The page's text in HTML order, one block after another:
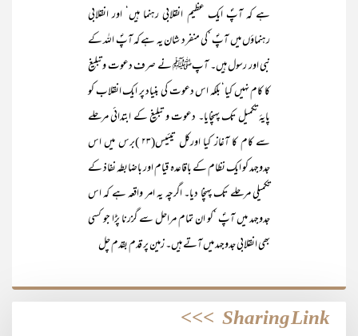
ہے کہ آپؐ ایک عظیم انقلابی رہنما ہیں‘ اور انقلابی
رہنماؤں میں آپؐ ‘کی منفرد شان یہ ہے کہ آپؐ اللہ کے
نبی اور رسول ہیں۔ آپﷺ نے صرف دعوت و تبلیغ
کا کام نہیں کیا‘ بلکہ اس دعوت کی بنیاد پر ایک انقلاب کو
پایۂ تکمیل تک پہنچایا۔ دعوت و تبلیغ کے ابتدائی مرحلے
سے کام کا آغاز کیا اورکل تیئیس(۲۳ )برس میں اس
جدوجہد کو ایک نظام کے باقاعدہ قیام اور باضابطہ نفاذ کے
تکمیلی مرحلے تک پہنچا دیا۔ اگرچہ یہ امر واقعہ ہے کہ اس
جدوجہد میں آپؐ ‘کو ان تمام مراحل سے گزرنا پڑا جو کسی
بھی انقلابی جدوجہد میں آتے ہیں۔ زمین پر قدم بقدم چل
Sharing Link
>>>